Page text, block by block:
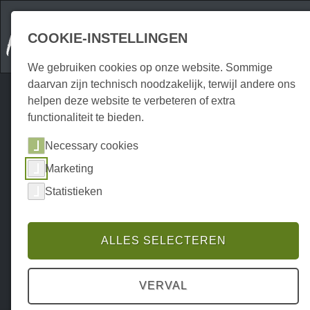
Outdoor
COOKIE-INSTELLINGEN
We gebruiken cookies op onze website. Sommige
daarvan zijn technisch noodzakelijk, terwijl andere ons
helpen deze website te verbeteren of extra
functionaliteit te bieden.
Necessary cookies
Marketing
Statistieken
ALLES SELECTEREN
VERVAL